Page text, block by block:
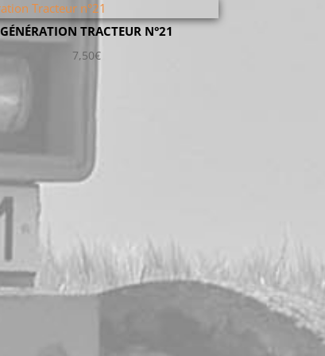
GÉNÉRATION TRACTEUR N°21
7,50€